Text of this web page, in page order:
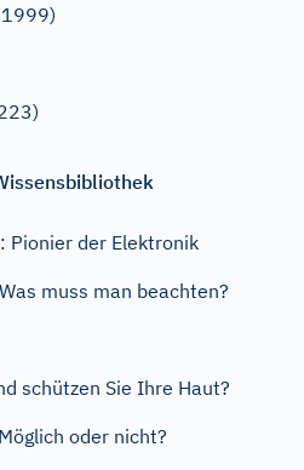
Pionier der Elektronik
muss man beachten?
schützen Sie Ihre Haut?
oder nicht?